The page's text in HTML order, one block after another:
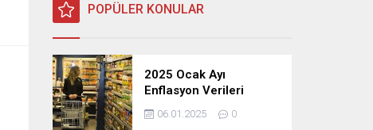
POPÜLER KONULAR
2025 Ocak Ayı
Enflasyon Verileri
Açıklandı: TÜFE, ÜFE ve
TEFE Oranları Belli
06.01.2025 0